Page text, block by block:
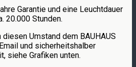
Garantie und eine Leuchtdauer
20.000 Stunden.
Umstand dem BAUHAUS
und sicherheitshalber
siehe Grafiken unten.